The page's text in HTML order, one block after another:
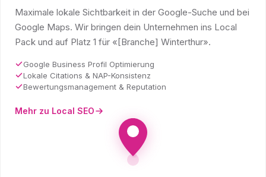
Maximale lokale Sichtbarkeit in der Google-Suche und bei
Google Maps. Wir bringen dein Unternehmen ins Local
Pack und auf Platz 1 für «[Branche] Winterthur».
Google Business Profil Optimierung
Lokale Citations & NAP-Konsistenz
Bewertungsmanagement & Reputation
Mehr zu Local SEO